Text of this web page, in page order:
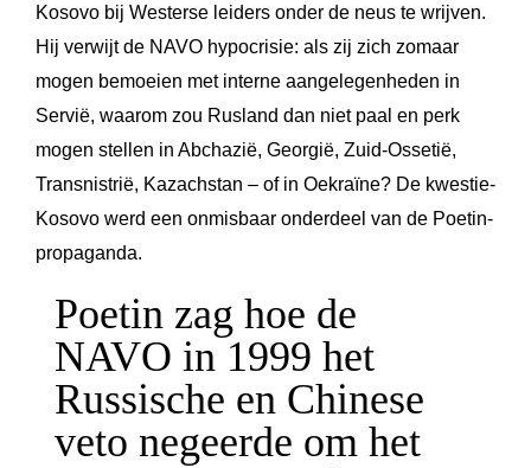
Kosovo bij Westerse leiders onder de neus te wrijven.
Hij verwijt de NAVO hypocrisie: als zij zich zomaar
mogen bemoeien met interne aangelegenheden in
Servië, waarom zou Rusland dan niet paal en perk
mogen stellen in Abchazië, Georgië, Zuid-Ossetië,
Transnistrië, Kazachstan – of in Oekraïne? De kwestie-
Kosovo werd een onmisbaar onderdeel van de Poetin-
propaganda.
Poetin zag hoe de
NAVO in 1999 het
Russische en Chinese
veto negeerde om het